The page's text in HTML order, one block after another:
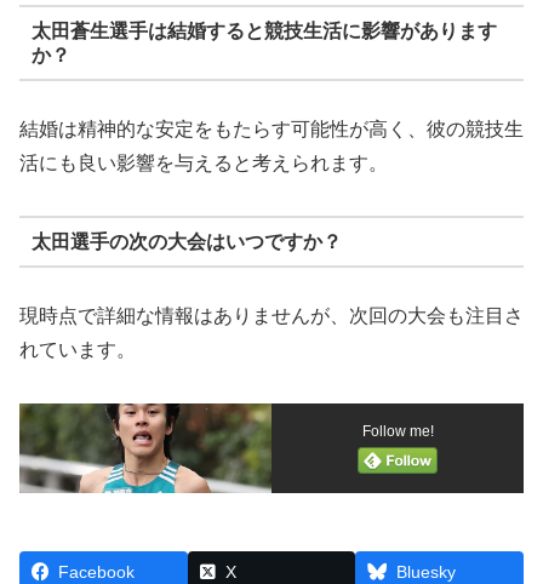
太田蒼生選手は結婚すると競技生活に影響があります
か？
結婚は精神的な安定をもたらす可能性が高く、彼の競技生
活にも良い影響を与えると考えられます。
太田選手の次の大会はいつですか？
現時点で詳細な情報はありませんが、次回の大会も注目さ
れています。
Follow me!
Facebook X
Bluesky